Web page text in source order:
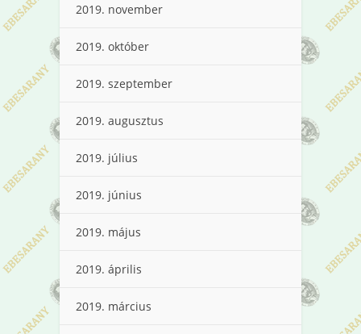
2019. november
2019. október
2019. szeptember
2019. augusztus
2019. július
2019. június
2019. május
2019. április
2019. március